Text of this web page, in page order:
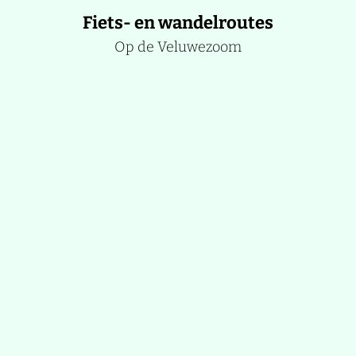
Fiets- en wandelroutes
Op de Veluwezoom